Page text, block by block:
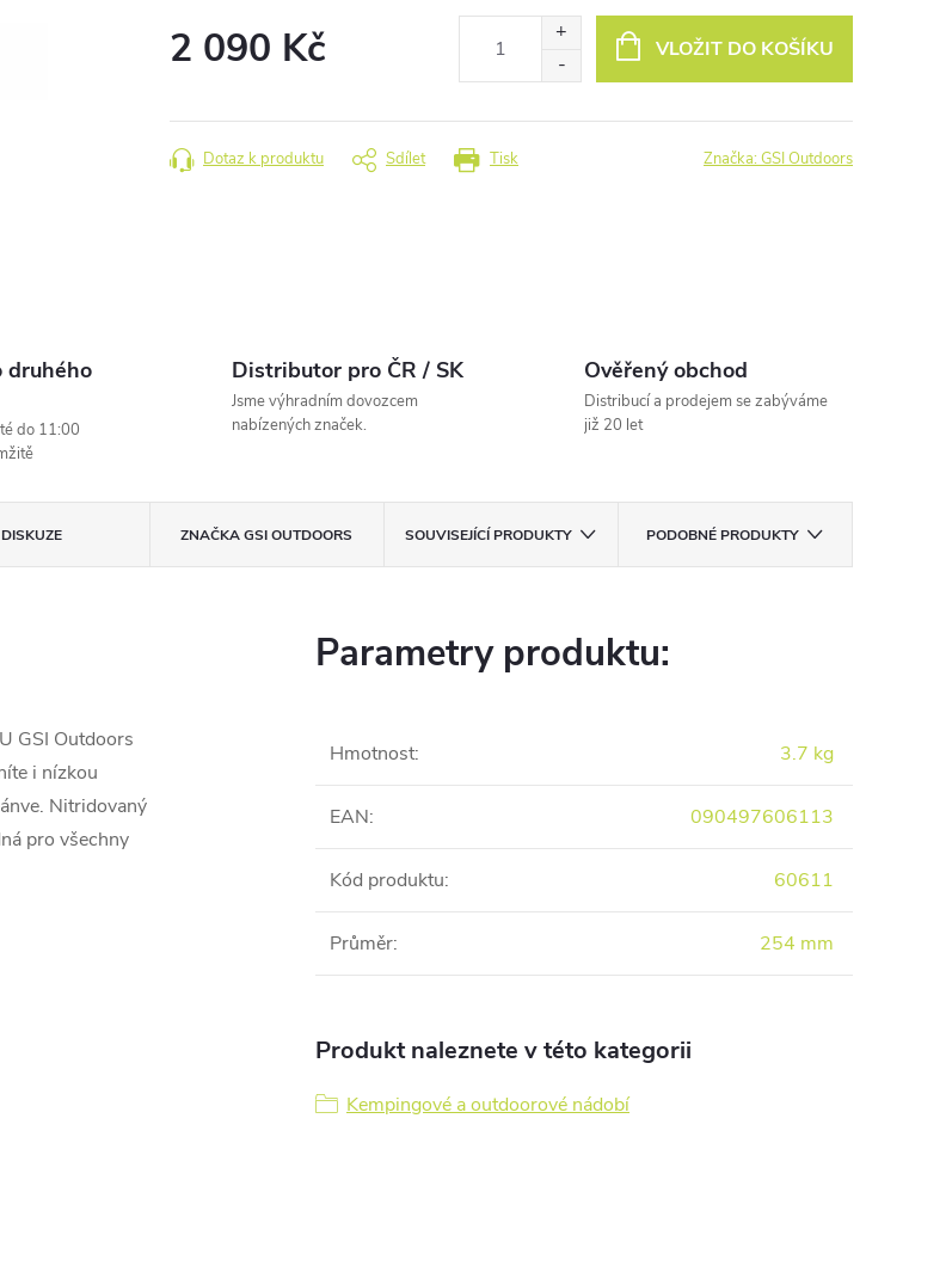
2 090 Kč VLOŽIT DO KOŠÍKU
Tisk
Dotaz k produktu Sdílet Značka:GSI Outdoors
druhého
do 11:00
Distributor pro ČR / SK
Jsme výhradním dovozcem
nabízených značek.
Ověřený obchod
Distribucí a prodejem se zabýváme
již 20 let
DISKUZE ZNAČKAGSI OUTDOORS SOUVISEJÍCÍ PRODUKTY PODOBNÉ PRODUKTY
GSI Outdoors
i nízkou
Nitridovaný
pro všechny
Parametry produktu:
Hmotnost: 3.7 kg
EAN: 090497606113
Kód produktu: 60611
Průměr: 254 mm
Produkt naleznete v této kategorii
Kempingové a outdoorové nádobí